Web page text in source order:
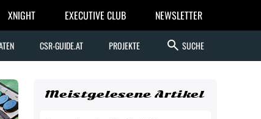
XNIGHT EXECUTIVE CLUB NEWSLETTER
CSR-GUIDE.AT PROJEKTE search SUCHE
Meistgelesene Artikel